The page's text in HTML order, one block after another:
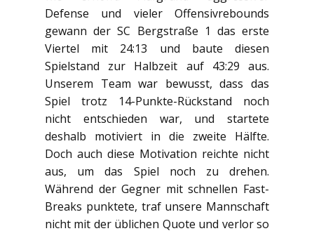
Defense und vieler Offensivrebounds
gewann der SC Bergstraße 1 das erste
Viertel mit 24:13 und baute diesen
Spielstand zur Halbzeit auf 43:29 aus.
Unserem Team war bewusst, dass das
Spiel trotz 14-Punkte-Rückstand noch
nicht entschieden war, und startete
deshalb motiviert in die zweite Hälfte.
Doch auch diese Motivation reichte nicht
aus, um das Spiel noch zu drehen.
Während der Gegner mit schnellen Fast-
Breaks punktete, traf unsere Mannschaft
nicht mit der üblichen Quote und verlor so